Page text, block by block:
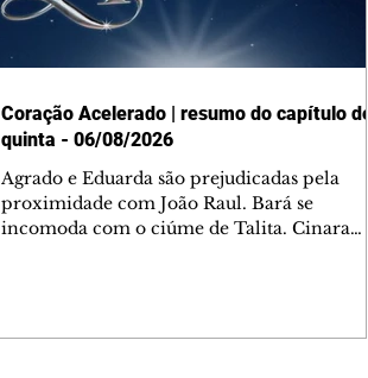
Coração Acelerado | resumo do capítulo de
quinta - 06/08/2026
Agrado e Eduarda são prejudicadas pela
proximidade com João Raul. Bará se
incomoda com o ciúme de Talita. Cinara